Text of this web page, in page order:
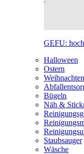
GEFU:
Halloween
Ostern
Weihnachten
Bügeln
Näh &
Staubsauger
Wäsche